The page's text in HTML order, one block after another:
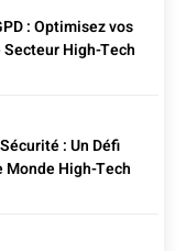
: Optimisez vos
High-Tech
: Un Défi
Monde High-Tech